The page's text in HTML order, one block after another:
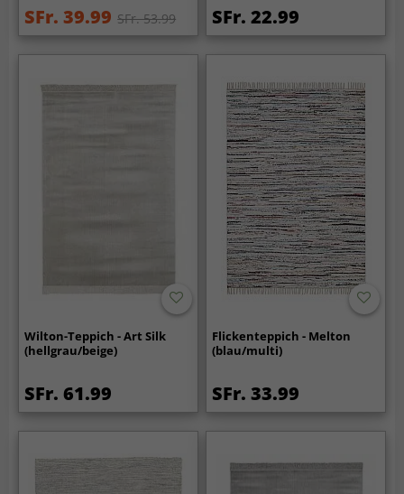
SFr. 39.99 SFr. 53.99 SFr. 22.99
Wilton-Teppich - Art Silk
(hellgrau/beige)
SFr. 61.99
Flickenteppich - Melton
(blau/multi)
SFr. 33.99